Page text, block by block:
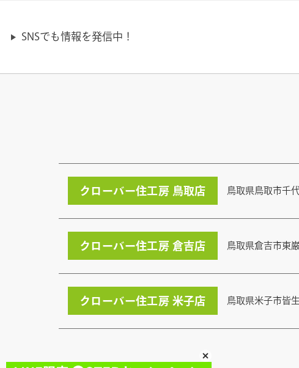
SNSでも情報を発信中！
クローバー住工房 鳥取店 鳥取県鳥取市千
クローバー住工房 倉吉店 鳥取県倉吉市東
クローバー住工房 米子店 鳥取県米子市皆